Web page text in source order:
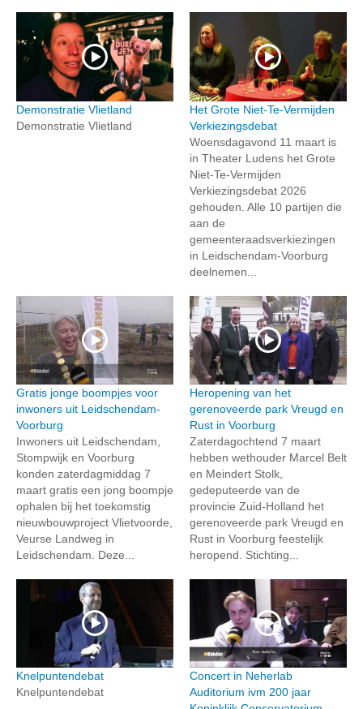
Demonstratie Vlietland
Demonstratie Vlietland
Het Grote Niet-Te-Vermijden
Verkiezingsdebat
Woensdagavond 11 maart is
in Theater Ludens het Grote
Niet-Te-Vermijden
Verkiezingsdebat 2026
gehouden. Alle 10 partijen die
aan de
gemeenteraadsverkiezingen
in Leidschendam-Voorburg
deelnemen...
Gratis jonge boompjes voor
inwoners uit Leidschendam-
Voorburg
Inwoners uit Leidschendam,
Stompwijk en Voorburg
konden zaterdagmiddag 7
maart gratis een jong boompje
ophalen bij het toekomstig
nieuwbouwproject Vlietvoorde,
Veurse Landweg in
Leidschendam. Deze...
Heropening van het
gerenoveerde park Vreugd en
Rust in Voorburg
Zaterdagochtend 7 maart
hebben wethouder Marcel Belt
en Meindert Stolk,
gedeputeerde van de
provincie Zuid-Holland het
gerenoveerde park Vreugd en
Rust in Voorburg feestelijk
heropend. Stichting...
Knelpuntendebat
Knelpuntendebat
Concert in Neherlab
Auditorium ivm 200 jaar